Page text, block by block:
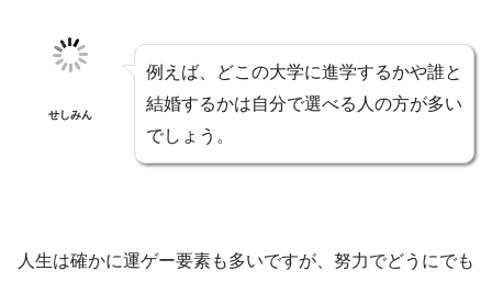
せしみん
例えば、どこの大学に進学するかや誰と
結婚するかは自分で選べる人の方が多い
でしょう。
人生は確かに運ゲー要素も多いですが、努力でどうにでも